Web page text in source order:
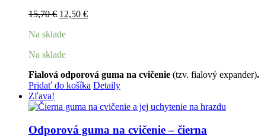
15,70€ Pôvodná
bola:
12,50 €Aktuálna
Na sklade
Na sklade
Fialová odporová guma na cvičenie (tzv. fialový expander).
Pridať do košíka Detaily
Zľava!
Odporová guma na cvičenie – čierna